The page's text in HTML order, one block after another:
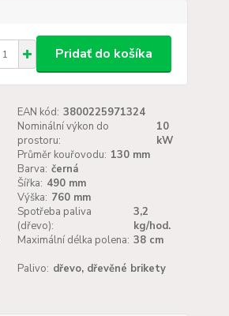
Pridať do košíka
EAN kód: 3800225971324
Nominální výkon do
prostoru:
10
kW
Průměr kouřovodu: 130 mm
Barva: černá
Šířka: 490 mm
Výška: 760 mm
Spotřeba paliva
(dřevo):
3,2
kg/hod.
Maximální délka polena: 38 cm
Palivo: dřevo, dřevěné brikety